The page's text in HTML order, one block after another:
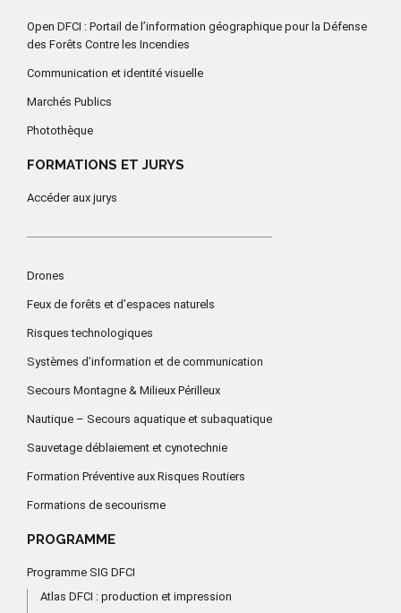
Open DFCI : Portail de l’information géographique pour la Défense
des Forêts Contre les Incendies
Communication et identité visuelle
Marchés Publics
Photothèque
FORMATIONS ET JURYS
Accéder aux jurys
Drones
Feux de forêts et d’espaces naturels
Risques technologiques
Systèmes d’information et de communication
Secours Montagne & Milieux Périlleux
Nautique – Secours aquatique et subaquatique
Sauvetage déblaiement et cynotechnie
Formation Préventive aux Risques Routiers
Formations de secourisme
PROGRAMME
Programme SIG DFCI
Atlas DFCI : production et impression